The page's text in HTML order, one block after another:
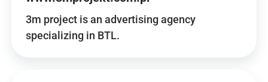
3m project is an advertising agency
specializing in BTL.